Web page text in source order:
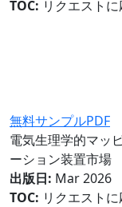
TOC: リクエスト
無料サンプルPDF
電気生理学的マッ
ーション装置市場
出版日: Mar 2026
TOC: リクエスト